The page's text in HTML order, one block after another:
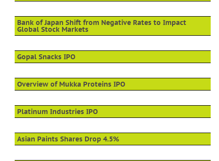
Bank of Japan Shift from Negative Rates to Impact
Global Stock Markets
Gopal Snacks IPO
Overview of Mukka Proteins IPO
Platinum Industries IPO
Asian Paints Shares Drop 4.5%